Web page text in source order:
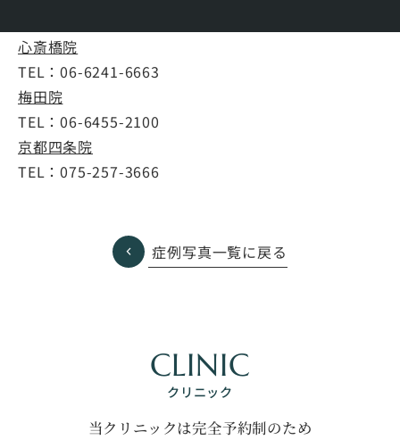
心斎橋院
TEL：06-6241-6663
梅田院
TEL：06-6455-2100
京都四条院
TEL：075-257-3666
症例写真一覧に戻る
CLINIC
クリニック
当クリニックは完全予約制のため